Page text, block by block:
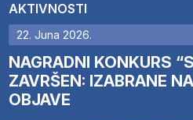
AKTIVNOSTI
22. Juna 2026.
NAGRADNI KONKURS
ZAVRŠEN: IZABRANE
OBJAVE